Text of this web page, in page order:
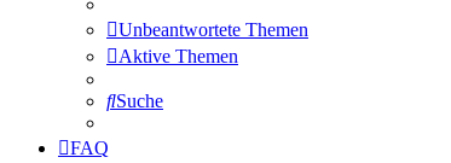
Unbeantwortete Themen
Aktive Themen
Suche
FAQ